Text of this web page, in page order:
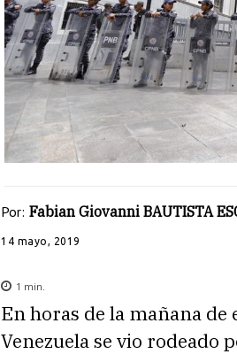
Por: Fabian Giovanni BAUTISTA
14 mayo, 2019
1 min.
En horas de la mañana de
Venezuela se vio rodeado